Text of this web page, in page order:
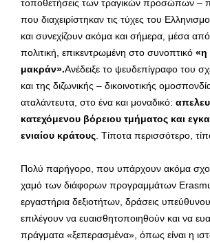
τοποθετήσεις των τραγικών προσώπων –
που διαχειρίστηκαν τις τύχες του
και συνεχίζουν ακόμα και σήμερα, μέσα
πολιτική, επικεντρωμένη στο συνοπτικό «η
μακράν».Ανέδειξε το ψευδεπίγραφο του
και της διζωνικής – δικοινοτικής
αταλάντευτα, στο ένα και μοναδικό:
κατεχόμενου βόρειου τμήματος και
ενιαίου κράτους . Τίποτα περισσότερο,
Πολύ παρήγορο, που υπάρχουν ακόμα
χαμό των διάφορων προγραμμάτων
εργαστήρια δεξιοτήτων, δράσεις
επιλέγουν να ευαισθητοποιηθούν και να
πράγματα «ξεπερασμένα», όπως είναι η